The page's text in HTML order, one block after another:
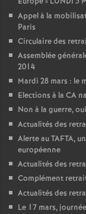
Appel à la
Paris
Circulaire des
Assemblée
2014
Mardi 28 mars : le
Elections à la CA
Non à la guerre,
Actualités des
Alerte auTAFTA,
européenne
Actualités des
Complément
Actualités des
Le 17 mars,